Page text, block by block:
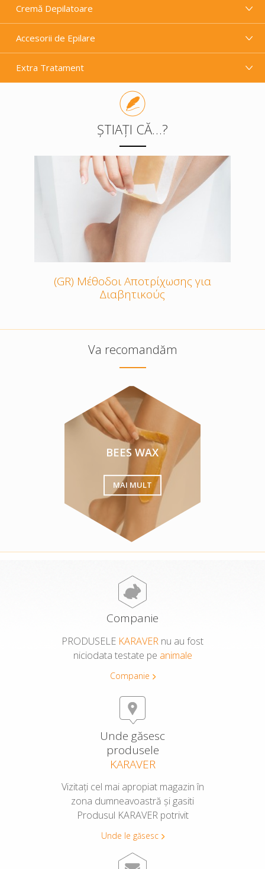
Cremă Depilatoare
Accesorii de Epilare
Extra Tratament
ȘTIAȚI CĂ…?
(GR) Μέθοδοι Αποτρίχωσης για
Διαβητικούς
Va recomandăm
BEES WAX
MAI MULT
Companie
PRODUSELE KARAVER nu au fost
niciodata testate pe animale
Companie
Unde găsesc
produsele
KARAVER
Vizitați cel mai apropiat magazin în
zona dumneavoastră și gasiti
Produsul KARAVER potrivit
Unde le găsesc